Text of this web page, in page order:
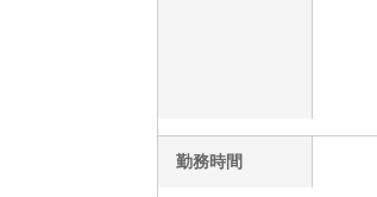
勤務時間